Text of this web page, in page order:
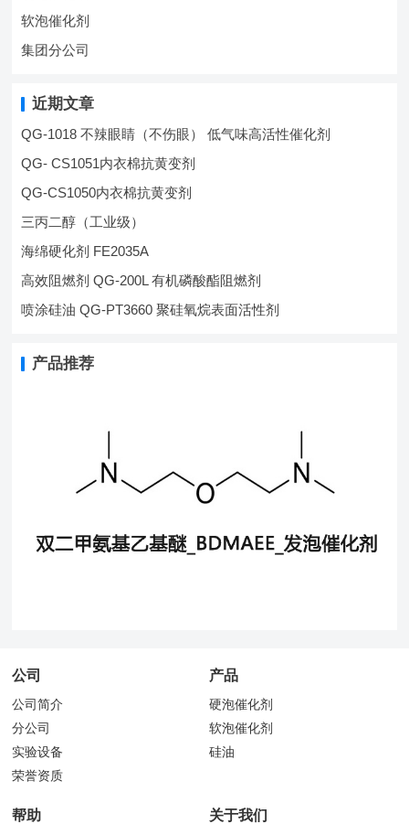
软泡催化剂
集团分公司
近期文章
QG-1018 不辣眼睛（不伤眼） 低气味高活性催化剂
QG- CS1051内衣棉抗黄变剂
QG-CS1050内衣棉抗黄变剂
三丙二醇（工业级）
海绵硬化剂 FE2035A
高效阻燃剂 QG-200L 有机磷酸酯阻燃剂
喷涂硅油 QG-PT3660 聚硅氧烷表面活性剂
产品推荐
公司
公司简介
分公司
实验设备
荣誉资质
产品
硬泡催化剂
软泡催化剂
硅油
帮助 关于我们